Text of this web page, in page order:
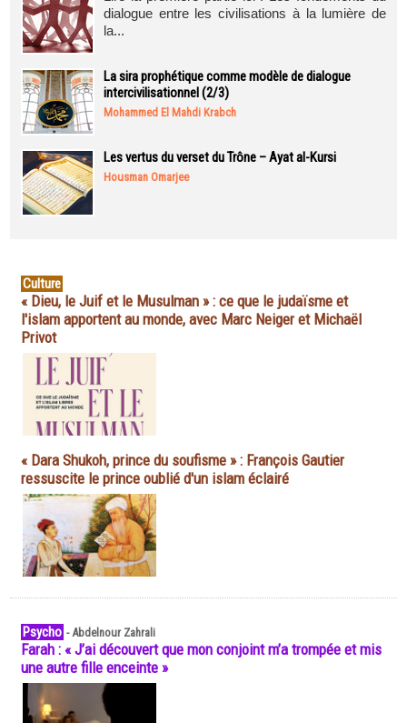
dialogue entre les civilisations à la lumière de
la...
La sira prophétique comme modèle de dialogue
intercivilisationnel (2/3)
Mohammed El Mahdi Krabch
Les vertus du verset du Trône – Ayat al-Kursi
Housman Omarjee
Culture
« Dieu, le Juif et le Musulman » : ce que le judaïsme et
l'islam apportent au monde, avec Marc Neiger et Michaël
Privot
« Dara Shukoh, prince du soufisme » : François Gautier
ressuscite le prince oublié d'un islam éclairé
Psycho -Abdelnour Zahrali
Farah : « J’ai découvert que mon conjoint m’a trompée et mis
une autre fille enceinte »